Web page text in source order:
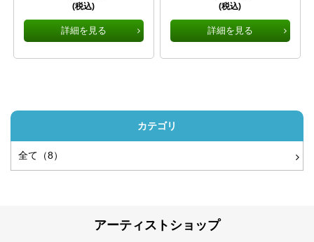
(税込)
詳細を見る
(税込)
詳細を見る
カテゴリ
全て（8）
アーティストショップ